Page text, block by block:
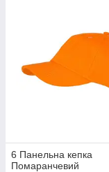
6 Панельна кепка
Помаранчевий